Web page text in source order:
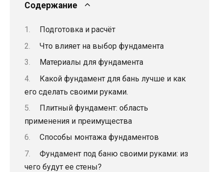
Содержание
Подготовка и расчёт
Что влияет на выбор фундамента
Материалы для фундамента
Какой фундамент для бань лучше и как
его сделать своими руками.
Плитный фундамент: область
применения и преимущества
Способы монтажа фундаментов
Фундамент под баню своими руками: из
чего будут ее стены?